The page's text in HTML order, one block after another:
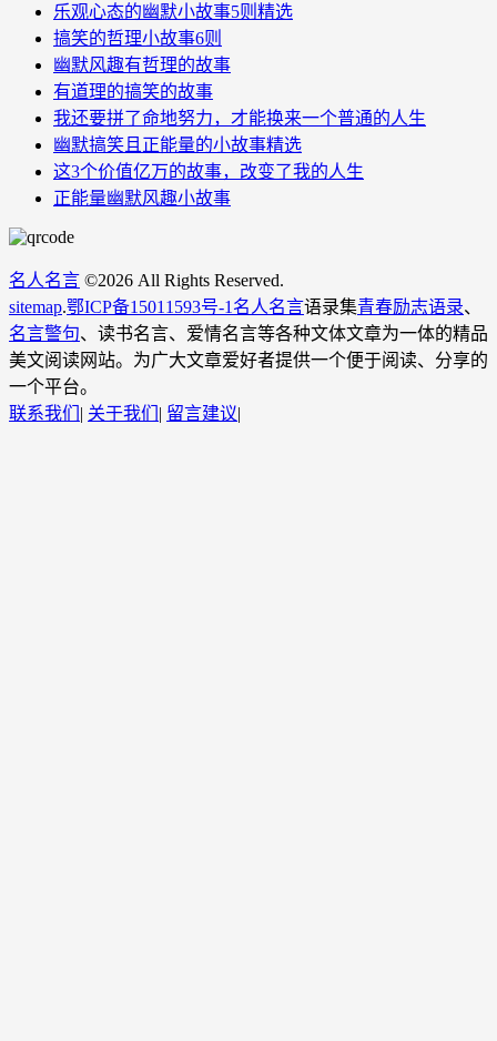
乐观心态的幽默小故事5则精选
搞笑的哲理小故事6则
幽默风趣有哲理的故事
有道理的搞笑的故事
我还要拼了命地努力，才能换来一个普通的人生
幽默搞笑且正能量的小故事精选
这3个价值亿万的故事，改变了我的人生
正能量幽默风趣小故事
名人名言 ©2026 All Rights Reserved.
sitemap.鄂ICP备15011593号-1 名人名言语录集青春励志语录、
名言警句、读书名言、爱情名言等各种文体文章为一体的精品
美文阅读网站。为广大文章爱好者提供一个便于阅读、分享的
一个平台。
联系我们 | 关于我们 | 留言建议|